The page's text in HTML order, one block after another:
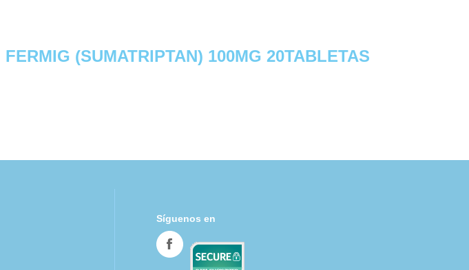
FERMIG (SUMATRIPTAN) 100MG 20TABLETAS
Síguenos en